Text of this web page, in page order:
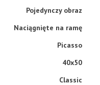
Pojedynczy obraz
Naciągnięte na ramę
Picasso
40x50
Classic